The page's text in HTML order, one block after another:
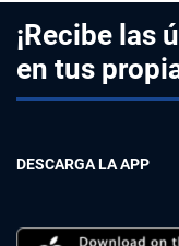
¡Recibe las
en tus
DESCARGA LA APP